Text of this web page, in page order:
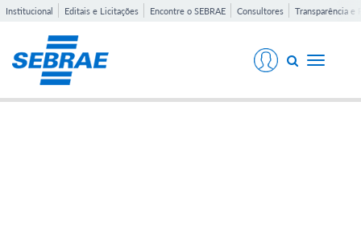
Institucional Editais e Licitações Encontre o SEBRAE Consultores Transparência e
Toggle